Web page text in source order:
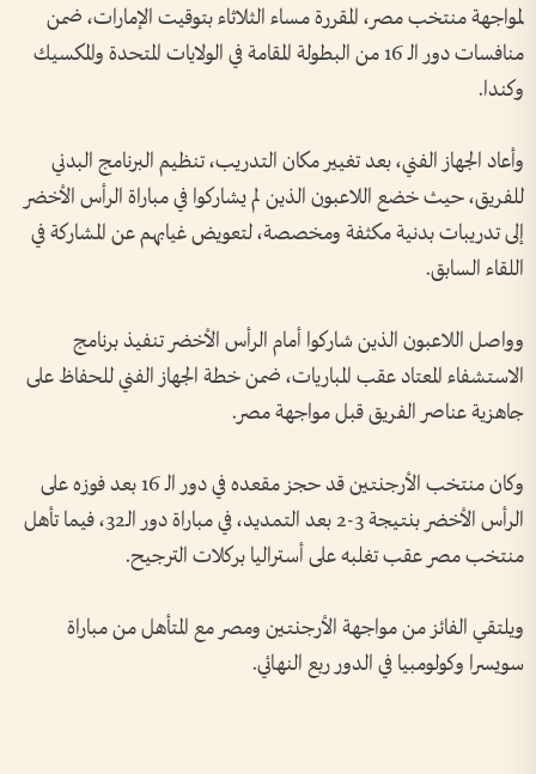
لمواجهة منتخب مصر، المقررة مساء الثلاثاء بتوقيت الإمارات، ضمن
منافسات دور الـ 16 من البطولة المقامة في الولايات المتحدة والمكسيك
وكندا.
وأعاد الجهاز الفني، بعد تغيير مكان التدريب، تنظيم البرنامج البدني
للفريق، حيث خضع اللاعبون الذين لم يشاركوا في مباراة الرأس الأخضر
إلى تدريبات بدنية مكثفة ومخصصة، لتعويض غيابهم عن المشاركة في
اللقاء السابق.
وواصل اللاعبون الذين شاركوا أمام الرأس الأخضر تنفيذ برنامج
الاستشفاء المعتاد عقب المباريات، ضمن خطة الجهاز الفني للحفاظ على
جاهزية عناصر الفريق قبل مواجهة مصر.
وكان منتخب الأرجنتين قد حجز مقعده في دور الـ 16 بعد فوزه على
الرأس الأخضر بنتيجة 3-2 بعد التمديد، في مباراة دور الـ32، فيما تأهل
منتخب مصر عقب تغلبه على أستراليا بركلات الترجيح.
ويلتقي الفائز من مواجهة الأرجنتين ومصر مع المتأهل من مباراة
سويسرا وكولومبيا في الدور ربع النهائي.